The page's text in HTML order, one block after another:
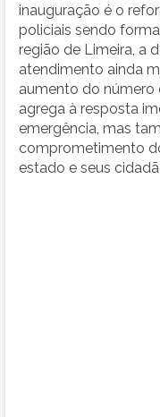
inauguração é o
policiais sendo
região de Limeira, a
atendimento ainda
aumento do número
agrega à resposta
emergência, mas
comprometimento
estado e seus